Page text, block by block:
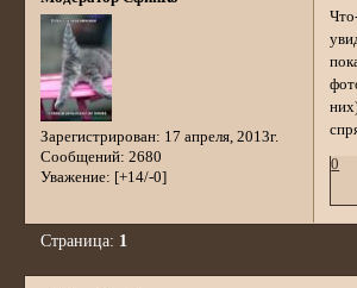
Зарегистрирован: 17 апреля, 2013г.
Сообщений: 2680
Уважение: [+14/-0]
0
Страница: 1